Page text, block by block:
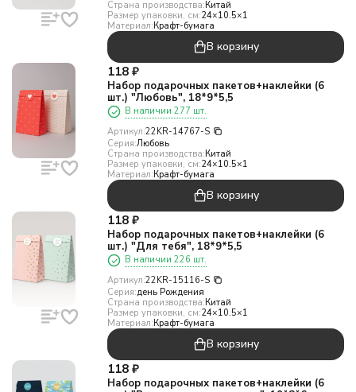
Страна производства:Китай
Размер упаковки, см:24×10.5×1
Материал:Крафт-бумага
В корзину
118 ₽
Набор подарочных пакетов+наклейки (6
шт.) "Любовь", 18*9*5,5
В наличии 277 шт.
Артикул:22KR-14767-S
Серия:Любовь
Страна производства:Китай
Размер упаковки, см:24×10.5×1
Материал:Крафт-бумага
В корзину
118 ₽
Набор подарочных пакетов+наклейки (6
шт.) "Для тебя", 18*9*5,5
В наличии 226 шт.
Артикул:22KR-15116-S
Серия:день Рождения
Страна производства:Китай
Размер упаковки, см:24×10.5×1
Материал:Крафт-бумага
В корзину
118 ₽
Набор подарочных пакетов+наклейки (6